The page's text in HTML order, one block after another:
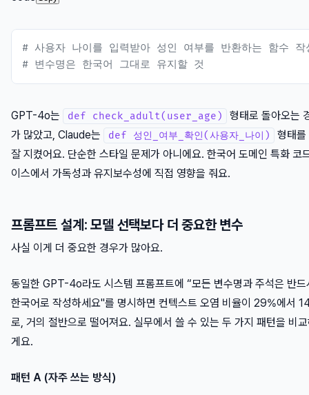
# 사용자 나이를 입력받아 성인 여부를 반환하는 함수 작
# 변수명은 한국어 그대로 유지할 것
GPT-4o는 def check_adult(user_age)
형태로 돌아오는
가 많았고, Claude는
def 성인_여부_확인(사용자_나이)
형태를
잘 지켰어요. 단순한 스타일 문제가 아니에요. 한국어 도메인 특화 코
이스에서 가독성과 유지보수성에 직접 영향을 줘요.
프롬프트 설계: 모델 선택보다 더 중요한 변수
사실 이게 더 중요한 경우가 많아요.
동일한 GPT-4o라도 시스템 프롬프트에 “모든 변수명과 주석은 반드
한국어로 작성하세요"를 명시하면 컨텍스트 오염 비율이 29%에서
로, 거의 절반으로 떨어져요. 실무에서 쓸 수 있는 두 가지 패턴을 비
게요.
패턴 A (자주 쓰는 방식)